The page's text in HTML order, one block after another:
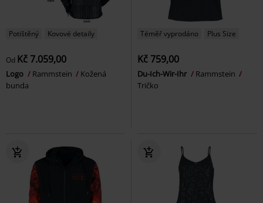
Potištěný Kovové detaily
Od Kč 7.059,00
Logo Rammstein
Kožená
bunda
Téměř vyprodáno Plus Size
Kč 759,00
Du-Ich-Wir-Ihr
Rammstein
Tričko